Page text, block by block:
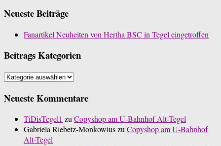
Neueste Beiträge
Fanartikel Neuheiten von Hertha BSC in Tegel eingetroffen
Beitrags Kategorien
Beitrags
Neueste Kommentare
TiDisTegel1 zuCopyshop am U-Bahnhof Alt-Tegel
Gabriela Riebetz-MonkowiuszuCopyshop am U-Bahnhof
Alt-Tegel